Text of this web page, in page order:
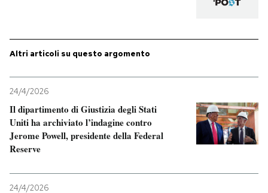
Altri articoli su questo argomento
24/4/2026
Il dipartimento di Giustizia degli Stati
Uniti ha archiviato l’indagine contro
Jerome Powell, presidente della Federal
Reserve
24/4/2026